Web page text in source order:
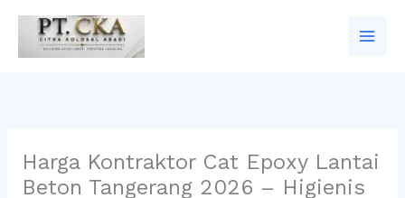
konten
Harga Kontraktor Cat Epoxy Lantai
Beton Tangerang 2026 – Higienis